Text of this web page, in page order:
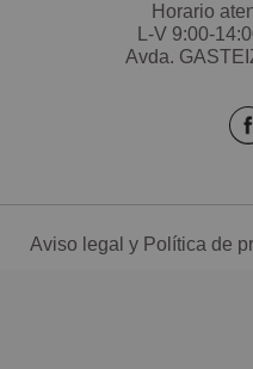
Horario
L-V 9:00-
Avda.
Aviso legal y Política de